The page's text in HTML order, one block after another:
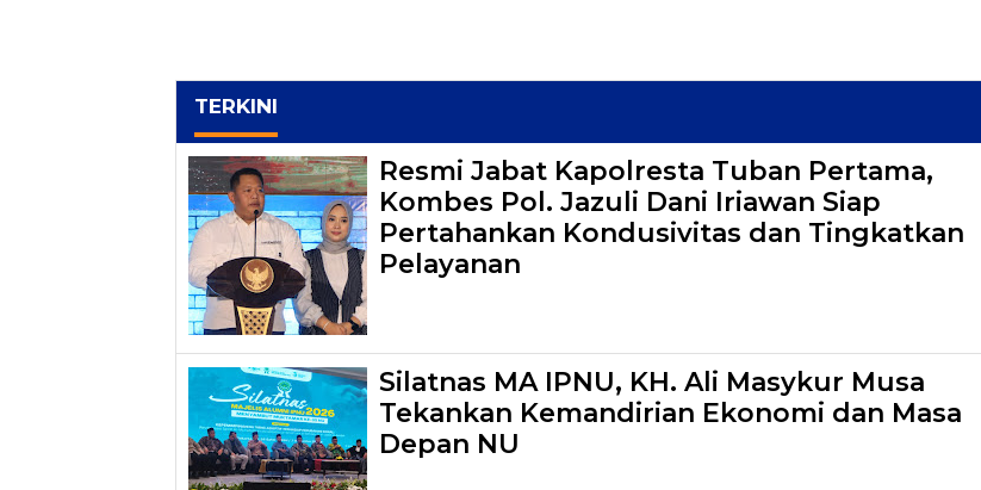
TERKINI
Resmi Jabat Kapolresta Tuban Pertama,
Kombes Pol. Jazuli Dani Iriawan Siap
Pertahankan Kondusivitas dan Tingkatkan
Pelayanan
Silatnas MA IPNU, KH. Ali Masykur Musa
Tekankan Kemandirian Ekonomi dan Masa
Depan NU